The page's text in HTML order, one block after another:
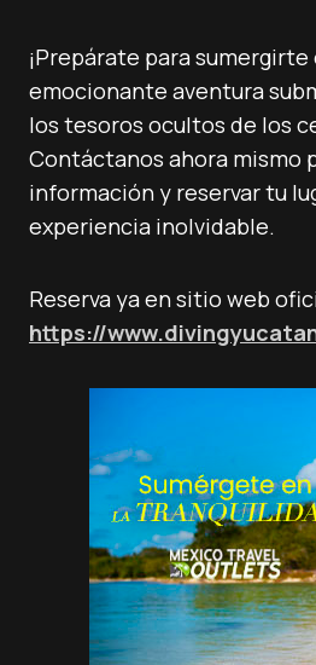
¡Prepárate para
emocionante aventura
los tesoros ocultos de los
Contáctanos ahora mismo
información y reservar tu
experiencia inolvidable.
Reserva ya en sitio web
https://